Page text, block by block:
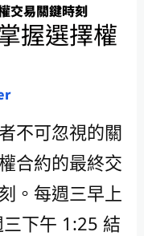
交易關鍵時刻
握選擇權
不可忽視的關
合約的最終交
。每週三早上
下午 1:25 結